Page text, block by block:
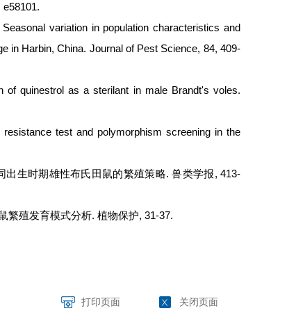
variation in population characteristics and
in Harbin, China. Journal of Pest Science, 84, 409-
quinestrol as a sterilant in male Brandt's voles.
test and polymorphism screening in the
生时期雄性布氏田鼠的繁殖策略. 兽类学报, 413-
繁殖发育模式分析. 植物保护, 31-37.
打印页面 关闭页面